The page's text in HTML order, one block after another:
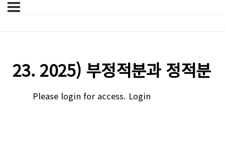
23. 2025) 부정적분과 정적분
Please login for access. Login